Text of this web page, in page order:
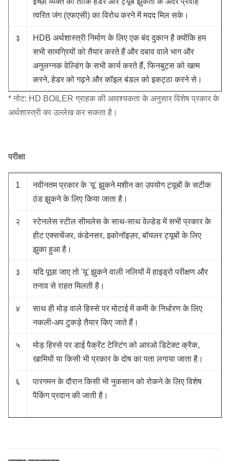
त्वरित जंग (एफएसी) का विरोध करने में मदद मिल सके।
३
HDB अर्थशास्त्री निर्माण के लिए एक बंद दुकान है क्योंकि हम
सभी सामग्रियों को तैयार करते हैं और दबाव वाले भाग और
अनुलग्नक वेल्डिंग के सभी कार्य करते हैं, फिनबुट्स को खत्म
करने, हेडर को गढ़ने और कॉइल बंडल को इकट्ठा करने से।
* नोट: HD BOILER ग्राहक की आवश्यकता के अनुसार विशेष प्रकार के
अर्थशास्त्री का उल्लेख कर सकता है।
परीक्षा
1
नवीनतम प्रकार के 'यू' झुकने मशीन का उपयोग ट्यूबों के सटीक
ठंड झुकने के लिए किया जाता है।
२
स्टेनलेस स्टील सीमलेस के साथ-साथ वेल्डेड में सभी प्रकार के
हीट एक्सचेंजर, कंडेनसर, इकोनॉइज़र, बॉयलर ट्यूबों के लिए
झुका हुआ है।
३
यदि पूछा जाए तो 'यू' झुकने वाली नलियों में हाइड्रो परीक्षण और
तनाव से राहत मिलती है।
४
साथ ही मोड़ वाले हिस्से पर मोटाई में कमी के निर्धारण के लिए
नकली-अप टुकड़े तैयार किए जाते हैं।
५
मोड़ हिस्से पर डाई पैक्रेंट टेस्टिंग को आरओ डिटेक्ट क्रैक,
खामियों या किसी भी प्रकार के दोष का पता लगाया जाता है।
६
पारगमन के दौरान किसी भी नुकसान को रोकने के लिए विशेष
पैकिंग प्रदान की जाती है।